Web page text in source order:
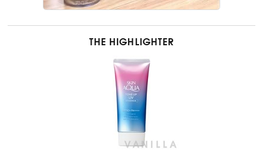
THE HIGHLIGHTER